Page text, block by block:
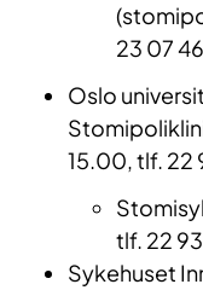
23 07
Oslo
15.00, tlf. 22
tlf. 22
Sykehuset